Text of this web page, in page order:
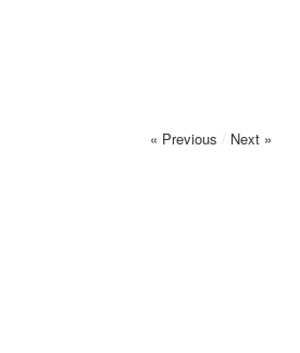
« Previous / Next »